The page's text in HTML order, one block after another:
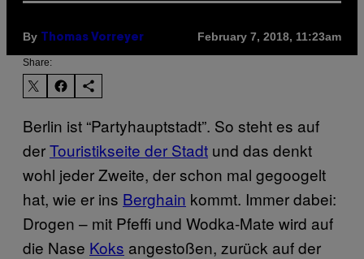
By Thomas Vorreyer February 7, 2018, 11:23am
Share:
Berlin ist “Partyhauptstadt”. So steht es auf
derTouristikseite der Stadt und das denkt
wohl jeder Zweite, der schon mal gegoogelt
hat, wie er ins Berghain kommt. Immer dabei:
Drogen – mit Pfeffi und Wodka-Mate wird auf
die Nase Koks angestoßen, zurück auf der